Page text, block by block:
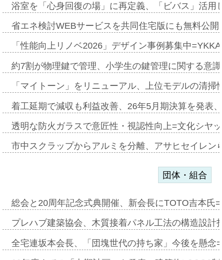
浴室を「心身回復の場」に再定義、「ビバス」活
省エネ検討WEBサービスを共同住宅版にも無料公
「性能向上リノベ2026」デザイン事例募集中
約7割が物理鍵で管理、小学生の鍵管理に関する意
「マイトーン」をリニューアル、上位モデルの清
着工延期で減収も利益改善、26年5月期決算を発表
透明な防火ガラスで意匠性・視認性向上=文化シヤ
市中スクラップからアルミを分離、アサヒセイレ
団体・組合
総会と20周年記念式典開催、新会長にTOTO吉本氏
プレハブ建築協会、木質接着パネル工法の構造設
全宅連坂本会長、「団塊世代の持ち家」今後を懸